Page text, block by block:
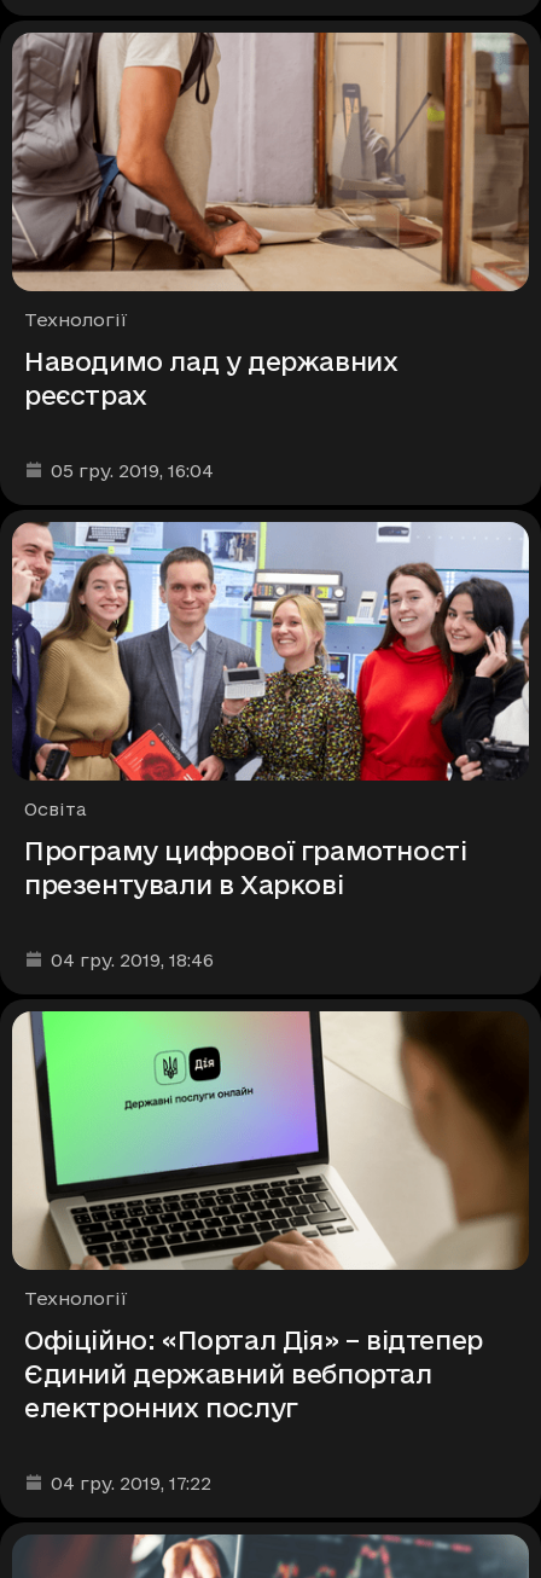
Рубрики
Технології
Наводимо лад у державних
реєстрах
Дата та час публікації
05 гру. 2019, 16:04
Рубрики
Освіта
Програму цифрової грамотності
презентували в Харкові
Дата та час публікації
04 гру. 2019, 18:46
Рубрики
Технології
Офіційно: «Портал Дія» – відтепер
Єдиний державний вебпортал
електронних послуг
Дата та час публікації
04 гру. 2019, 17:22